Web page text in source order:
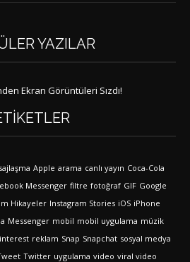
YAZILAR
Ekran Görüntüleri Sızdı!
Apple arama canlı yayın Coca-Cola
Messenger filtre fotoğraf GIF Google
Hikayeler Instagram Stories iOS iPhone
Messenger mobil mobil uygulama müzik
reklam Snap Snapchat sosyal medya
Twitter uygulama video viral video